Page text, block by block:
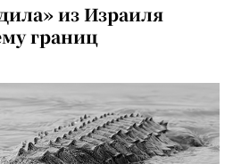
из Израиля
границ